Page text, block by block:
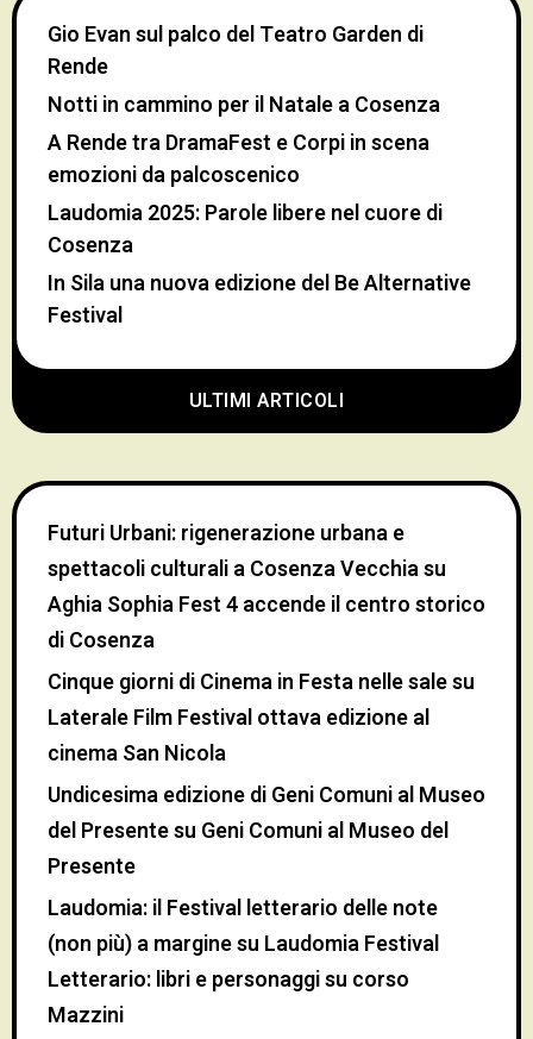
ULTIMI ARTICOLI
Gio Evan sul palco del Teatro Garden di
Rende
Notti in cammino per il Natale a Cosenza
A Rende tra DramaFest e Corpi in scena
emozioni da palcoscenico
Laudomia 2025: Parole libere nel cuore di
Cosenza
In Sila una nuova edizione del Be Alternative
Festival
Futuri Urbani: rigenerazione urbana e
spettacoli culturali a Cosenza Vecchiasu
Aghia Sophia Fest 4 accende il centro storico
di Cosenza
Cinque giorni di Cinema in Festa nelle salesu
Laterale Film Festival ottava edizione al
cinema San Nicola
Undicesima edizione di Geni Comuni al Museo
del Presentesu Geni Comuni al Museo del
Presente
Laudomia: il Festival letterario delle note
(non più) a marginesu Laudomia Festival
Letterario: libri e personaggi su corso
Mazzini